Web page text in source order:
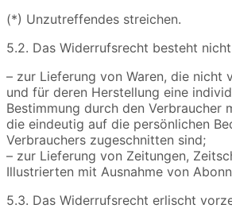
(*) Unzutreffendes streichen.
5.2. Das Widerrufsrecht besteht
– zur Lieferung von Waren, die nicht
und für deren Herstellung eine
Bestimmung durch den Verbraucher
die eindeutig auf die persönlichen
Verbrauchers zugeschnitten sind;
– zur Lieferung von Zeitungen,
Illustrierten mit Ausnahme von
5.3. Das Widerrufsrecht erlischt